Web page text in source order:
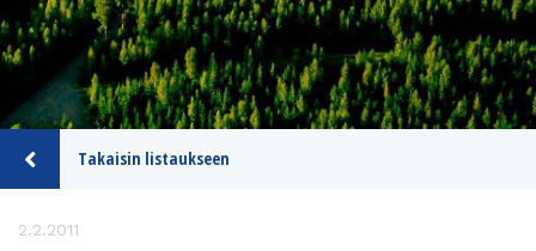
Takaisin listaukseen
2.2.2011